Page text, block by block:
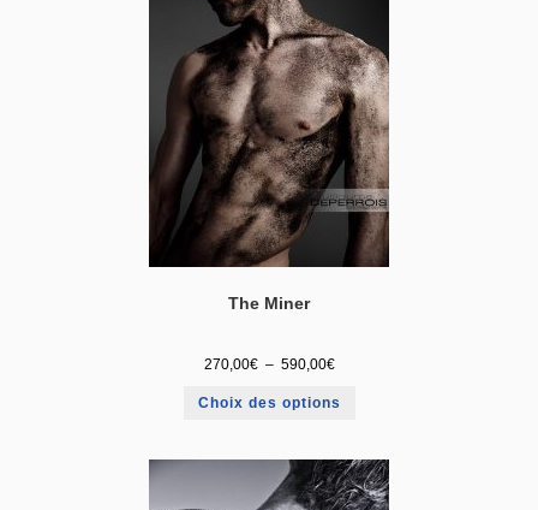
The Miner
270,00€ – 590,00€
Choix des options